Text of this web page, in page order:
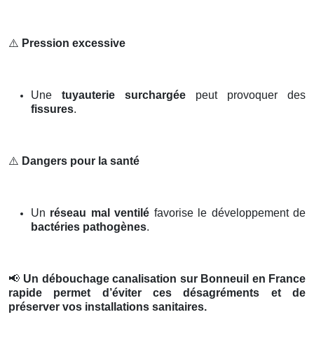
⚠️ Pression excessive
Une tuyauterie surchargée peut provoquer des
fissures.
⚠️ Dangers pour la santé
Un réseau mal ventilé favorise le développement de
bactéries pathogènes.
📢 Un débouchage canalisation sur Bonneuil en France
rapide permet d’éviter ces désagréments et de
préserver vos installations sanitaires.